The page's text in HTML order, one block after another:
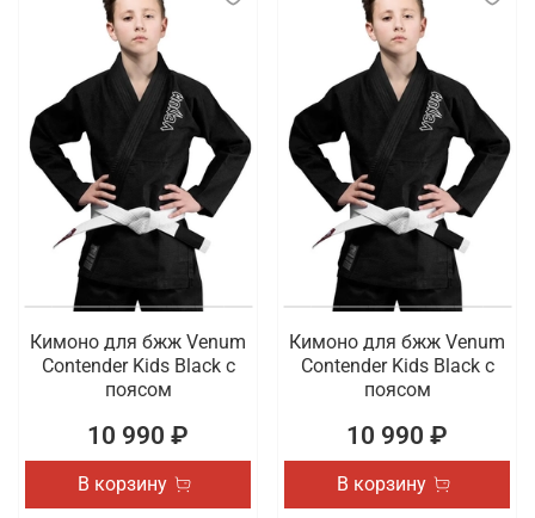
Кимоно для бжж Venum
Contender Kids Black с
поясом
10 990 ₽
В корзину
Кимоно для бжж Venum
Contender Kids Black с
поясом
10 990 ₽
В корзину